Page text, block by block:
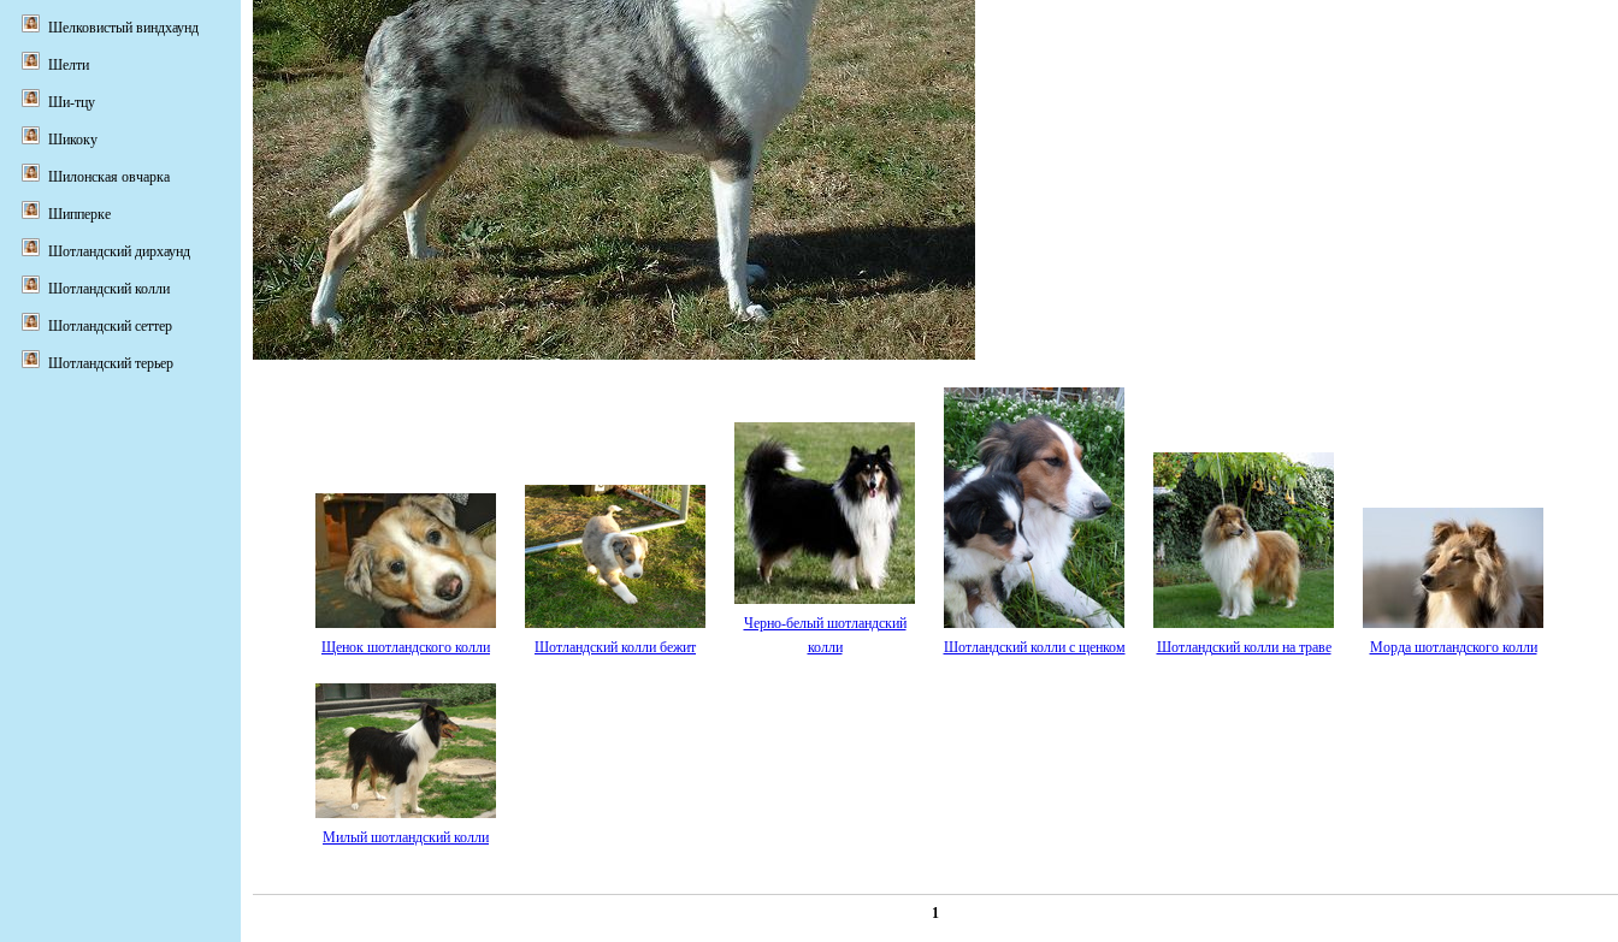
Щенок шотландского колли Шотландский колли бежит
Черно-белый шотландский
колли
Шотландский колли с щенком Шотландский колли на траве Морда шотландского колли
Милый шотландский колли
1
Шелковистый виндхаунд
Шелти
Ши-тцу
Шикоку
Шилонская овчарка
Шипперке
Шотландский дирхаунд
Шотландский колли
Шотландский сеттер
Шотландский терьер